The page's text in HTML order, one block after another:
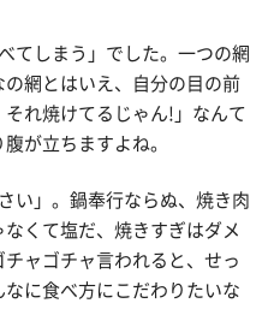
てしまう」でした。一つの網
網とはいえ、自分の目の前
れ焼けてるじゃん!」なんて
が立ちますよね。
い」。鍋奉行ならぬ、焼き肉
くて塩だ、焼きすぎはダメ
ャゴチャ言われると、せっ
に食べ方にこだわりたいな